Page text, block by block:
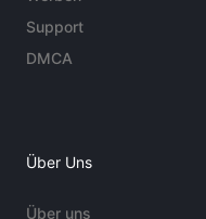
Support
DMCA
Über Uns
Über uns